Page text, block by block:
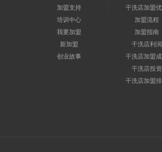
加盟支持
培训中心
我要加盟
新加盟
创业故事
干洗店加盟
加盟流程
加盟指南
干洗店利润
干洗店加盟
干洗店投资
干洗店加盟